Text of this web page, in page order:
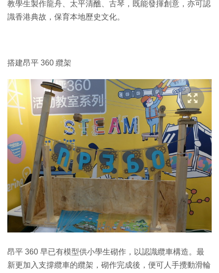
教學生製作龍舟、太平清醮、古琴，既能發揮創意，亦可認
識香港典故，保育本地歷史文化。
搭建昂平 360 纜架
昂平 360 早已有模型供小學生砌作，以認識纜車構造。最
新更加入支撐纜車的纜架，砌作完成後，便可人手攪動滑輪